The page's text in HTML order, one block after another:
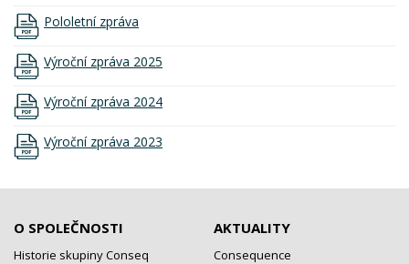
Pololetní zpráva
Výroční zpráva 2025
Výroční zpráva 2024
Výroční zpráva 2023
O SPOLEČNOSTI
Historie skupiny Conseq
AKTUALITY
Consequence